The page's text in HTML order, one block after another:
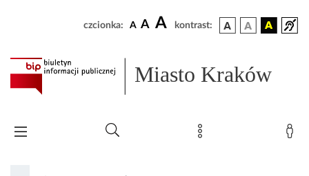
czcionka: A A A kontrast:
Miasto Kraków